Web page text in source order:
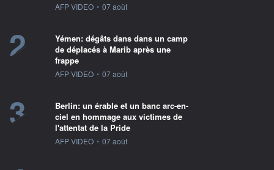
information fournie par
AFP VIDEO • 07 août
2
Yémen: dégâts dans dans un camp
de déplacés à Marib après une
frappe
information fournie par
AFP VIDEO • 07 août
3
Berlin: un érable et un banc arc-en-
ciel en hommage aux victimes de
l'attentat de la Pride
information fournie par
AFP VIDEO • 07 août